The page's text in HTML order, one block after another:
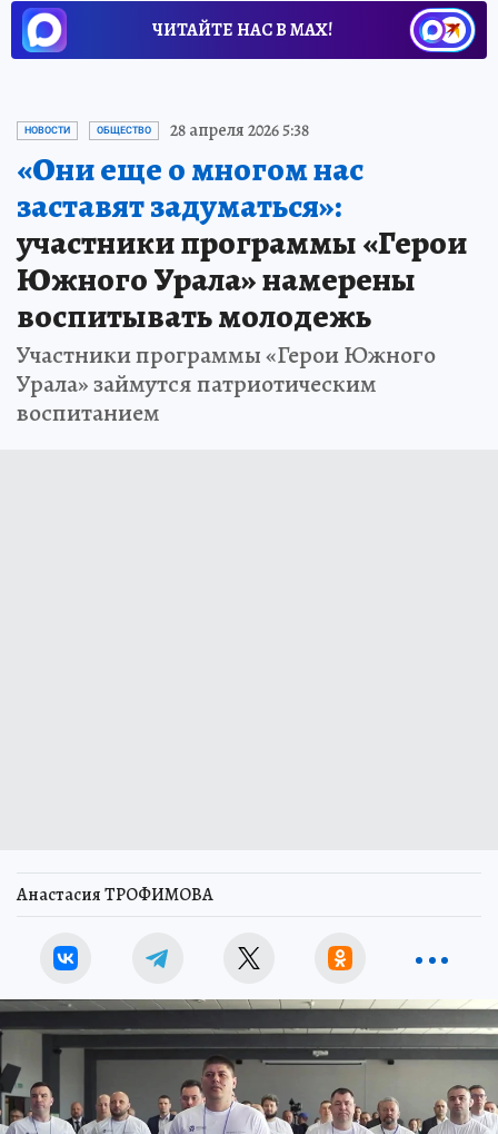
ЧИТАЙТЕ НАС В МАХ!
НОВОСТИ ОБЩЕСТВО 28 апреля 2026 5:38
«Они еще о многом нас
заставят задуматься»:
участники программы «Герои
Южного Урала» намерены
воспитывать молодежь
Участники программы «Герои Южного
Урала» займутся патриотическим
воспитанием
Анастасия ТРОФИМОВА